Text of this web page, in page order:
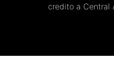
credito a Central